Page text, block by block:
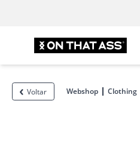
Voltar Webshop Clothing